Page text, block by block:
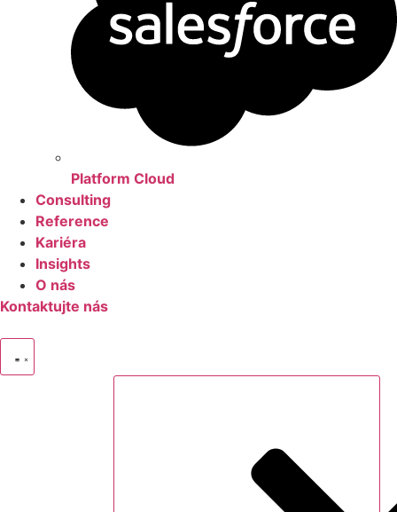
Platform Cloud
Consulting
Reference
Kariéra
Insights
O nás
Kontaktujte nás